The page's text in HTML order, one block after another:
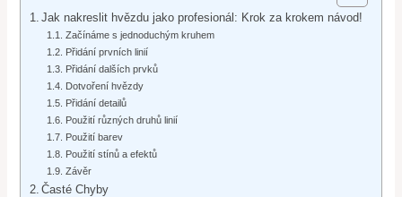
Jak nakreslit hvězdu jako profesionál: Krok za krokem návod!
Začínáme s jednoduchým kruhem
Přidání prvních linií
Přidání dalších prvků
Dotvoření hvězdy
Přidání detailů
Použití různých druhů linií
Použití barev
Použití stínů a efektů
Závěr
Časté Chyby